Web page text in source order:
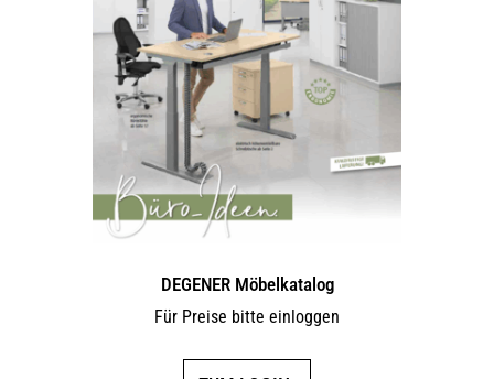
DEGENER Möbelkatalog
Für Preise bitte einloggen